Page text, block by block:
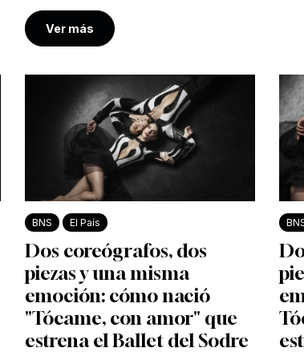
Ver más
BNS El País
Dos coreógrafos, dos
piezas y una misma
emoción: cómo nació
"Tócame, con amor" que
estrena el Ballet del Sodre